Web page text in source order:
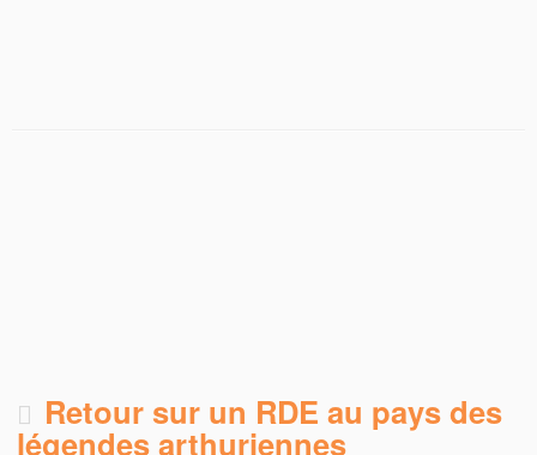
Retour sur un RDE au pays des
légendes arthuriennes